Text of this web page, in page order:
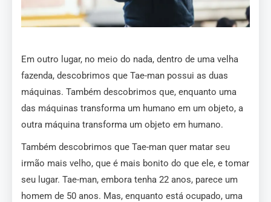
Em outro lugar, no meio do nada, dentro de uma velha
fazenda, descobrimos que Tae-man possui as duas
máquinas. Também descobrimos que, enquanto uma
das máquinas transforma um humano em um objeto, a
outra máquina transforma um objeto em humano.
Também descobrimos que Tae-man quer matar seu
irmão mais velho, que é mais bonito do que ele, e tomar
seu lugar. Tae-man, embora tenha 22 anos, parece um
homem de 50 anos. Mas, enquanto está ocupado, uma